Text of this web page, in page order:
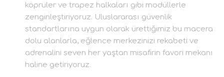
köprüler ve trapez halkaları gibi modüllerle
zenginleştiriyoruz. Uluslararası güvenlik
standartlarına uygun olarak ürettiğimiz bu macera
dolu alanlarla, eğlence merkezinizi rekabeti ve
adrenalini seven her yaştan misafirin favori mekanı
haline getiriyoruz.